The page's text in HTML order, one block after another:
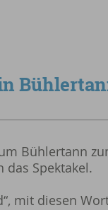
Bühlertann
das Spektakel.
mit diesen